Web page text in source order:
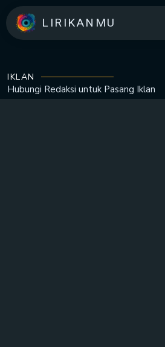
LIRIKANMU
IKLAN
Hubungi Redaksi untuk Pasang Iklan